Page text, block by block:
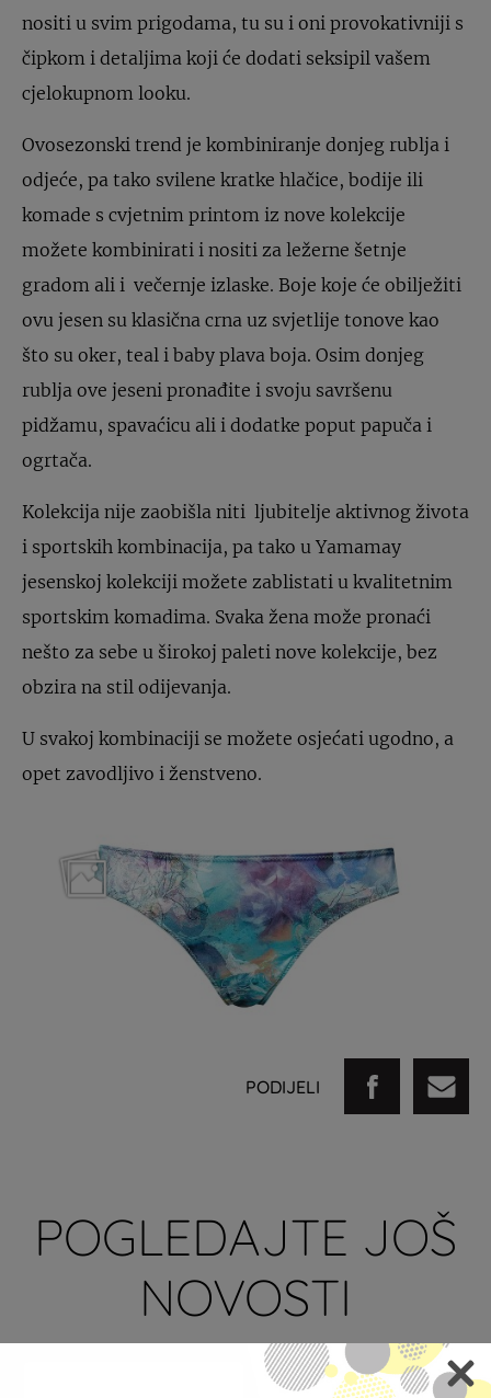
nositi u svim prigodama, tu su i oni provokativniji s
čipkom i detaljima koji će dodati seksipil vašem
cjelokupnom looku.
Ovosezonski trend je kombiniranje donjeg rublja i
odjeće, pa tako svilene kratke hlačice, bodije ili
komade s cvjetnim printom iz nove kolekcije
možete kombinirati i nositi za ležerne šetnje
gradom ali i večernje izlaske. Boje koje će obilježiti
ovu jesen su klasična crna uz svjetlije tonove kao
što su oker, teal i baby plava boja. Osim donjeg
rublja ove jeseni pronađite i svoju savršenu
pidžamu, spavaćicu ali i dodatke poput papuča i
ogrtača.
Kolekcija nije zaobišla niti ljubitelje aktivnog života
i sportskih kombinacija, pa tako u Yamamay
jesenskoj kolekciji možete zablistati u kvalitetnim
sportskim komadima. Svaka žena može pronaći
nešto za sebe u širokoj paleti nove kolekcije, bez
obzira na stil odijevanja.
U svakoj kombinaciji se možete osjećati ugodno, a
opet zavodljivo i ženstveno.
PODIJELI
POGLEDAJTE JOŠ
NOVOSTI